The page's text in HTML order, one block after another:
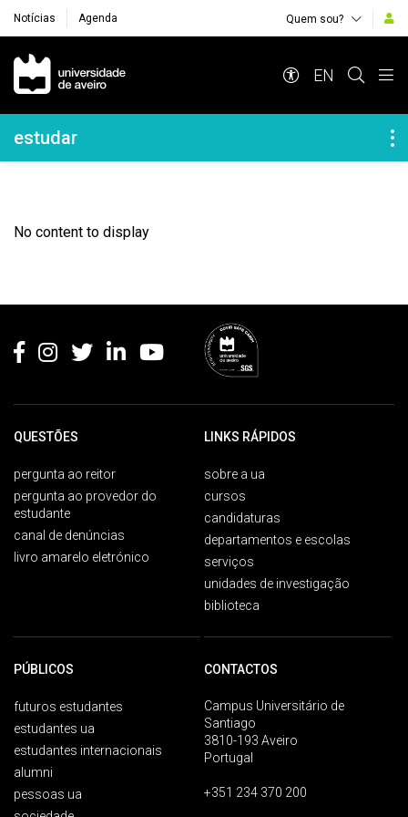
Notícias Agenda Quem sou?
Navegação Principal
EN
Navegação Lateral
estudar
No content to display
QUESTÕES
pergunta ao reitor
pergunta ao provedor do
estudante
canal de denúncias
livro amarelo eletrónico
LINKS RÁPIDOS
sobre a ua
cursos
candidaturas
departamentos e escolas
serviços
unidades de investigação
biblioteca
PÚBLICOS
futuros estudantes
estudantes ua
estudantes internacionais
alumni
pessoas ua
CONTACTOS
Campus Universitário de
Santiago
3810-193 Aveiro
Portugal
+351 234 370 200